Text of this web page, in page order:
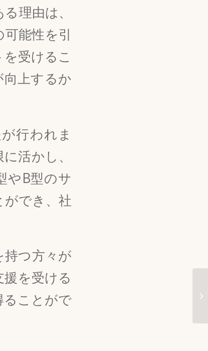
理由は、
能性を引
受けるこ
上するか
行われま
活かし、
やB型のサ
でき、社
つ方々が
を受ける
ることがで